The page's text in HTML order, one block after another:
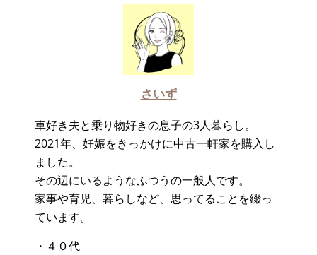
さいず
車好き夫と乗り物好きの息子の3人暮らし。
2021年、妊娠をきっかけに中古一軒家を購入し
ました。
その辺にいるようなふつうの一般人です。
家事や育児、暮らしなど、思ってることを綴っ
ています。
・４０代